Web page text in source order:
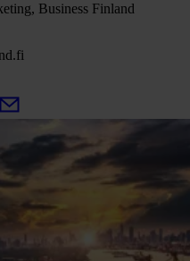
Business Finland